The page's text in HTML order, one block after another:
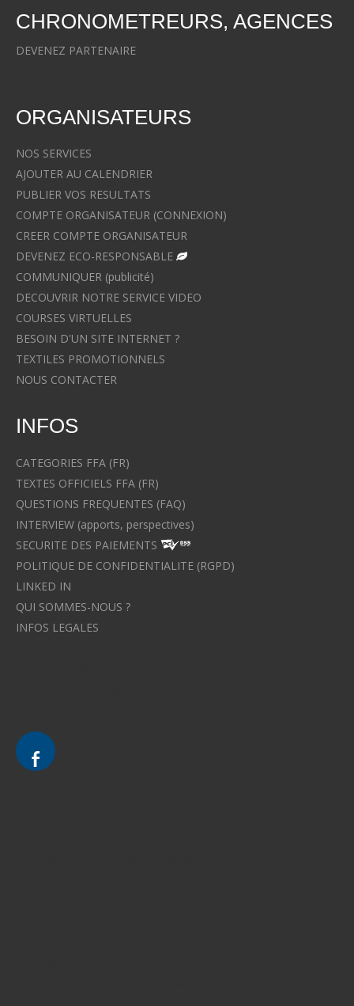
CHRONOMETREURS, AGENCES
DEVENEZ PARTENAIRE
ORGANISATEURS
NOS SERVICES
AJOUTER AU CALENDRIER
PUBLIER VOS RESULTATS
COMPTE ORGANISATEUR (CONNEXION)
CREER COMPTE ORGANISATEUR
DEVENEZ ECO-RESPONSABLE
COMMUNIQUER (publicité)
DECOUVRIR NOTRE SERVICE VIDEO
COURSES VIRTUELLES
BESOIN D'UN SITE INTERNET ?
TEXTILES PROMOTIONNELS
NOUS CONTACTER
INFOS
CATEGORIES FFA (FR)
TEXTES OFFICIELS FFA (FR)
QUESTIONS FREQUENTES (FAQ)
INTERVIEW (apports, perspectives)
SECURITE DES PAIEMENTS
POLITIQUE DE CONFIDENTIALITE (RGPD)
LINKED IN
QUI SOMMES-NOUS ?
INFOS LEGALES